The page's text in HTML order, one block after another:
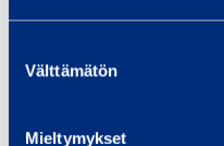
valinta
Välttämätön
Mieltymykset
Tuotteet